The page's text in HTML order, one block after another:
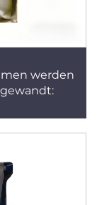
werden